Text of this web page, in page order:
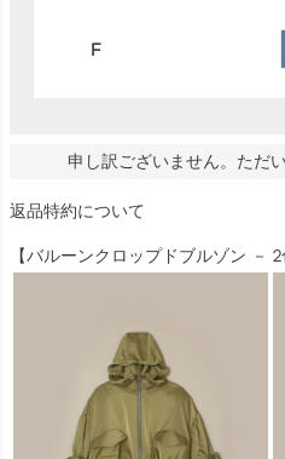
F
申し訳ございません。ただ
返品特約について
【バルーンクロップドブルゾン － 2